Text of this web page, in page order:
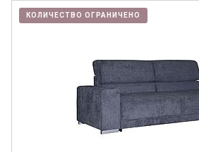
КОЛИЧЕСТВО ОГРАНИЧЕНО